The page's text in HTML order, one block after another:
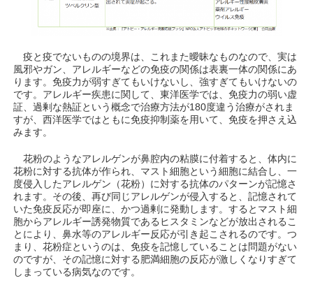
疫と疫でないものの境界は、これまた曖昧なものなので、実は
風邪やガン、アレルギーなどの免疫の関係は表裏一体の関係にあ
ります。免疫力が弱すぎてもいけないし、強すぎてもいけないの
です。アレルギー疾患に関して、東洋医学では、免疫力の弱い虚
証、過剰な熱証という概念で治療方法が180度違う治療がされま
すが、西洋医学ではともに免疫抑制薬を用いて、免疫を押さえ込
みます。
花粉のようなアレルゲンが鼻腔内の粘膜に付着すると、体内に
花粉に対する抗体が作られ、マスト細胞という細胞に結合し、一
度侵入したアレルゲン（花粉）に対する抗体のパターンが記憶さ
れます。その後、再び同じアレルゲンが侵入すると、記憶されて
いた免疫反応が即座に、かつ過剰に発動します。するとマスト細
胞からアレルギー誘発物質であるヒスタミンなどが放出されるこ
とにより、鼻水等のアレルギー反応が引き起こされるのです。つ
まり、花粉症というのは、免疫を記憶していることは問題がない
のですが、その記憶に対する肥満細胞の反応が激しくなりすぎて
しまっている病気なのです。